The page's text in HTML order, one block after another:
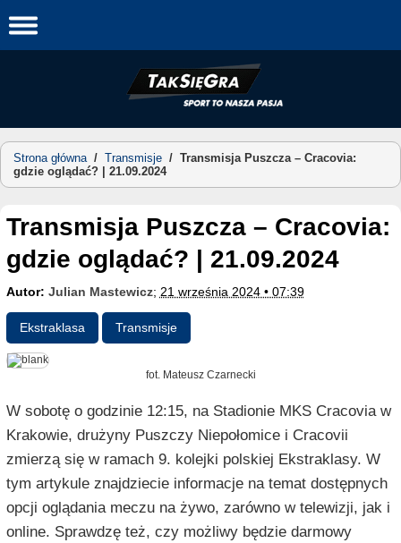
to
Strona główna/ Transmisje / Transmisja Puszcza – Cracovia:
gdzie oglądać? | 21.09.2024
Transmisja Puszcza – Cracovia:
gdzie oglądać? | 21.09.2024
Autor: Julian Mastewicz; 21 września 2024 • 07:39
Ekstraklasa Transmisje
fot. Mateusz Czarnecki
W sobotę o godzinie 12:15, na Stadionie MKS Cracovia w
Krakowie, drużyny Puszczy Niepołomice i Cracovii
zmierzą się w ramach 9. kolejki polskiej Ekstraklasy. W
tym artykule znajdziecie informacje na temat dostępnych
opcji oglądania meczu na żywo, zarówno w telewizji, jak i
online. Sprawdzę też, czy możliwy będzie darmowy